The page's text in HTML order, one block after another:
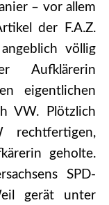
– vor allem
der F.A.Z.
völlig
Aufklärerin
eigentlichen
VW. Plötzlich
geholte.
SPD-
gerät unter